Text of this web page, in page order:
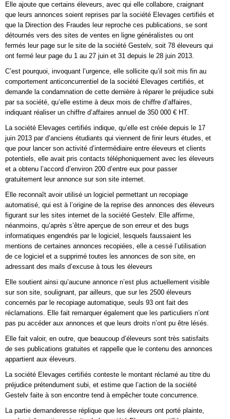
Elle ajoute que certains éleveurs, avec qui elle collabore, craignant
que leurs annonces soient reprises par la société Elevages certifiés et
que la Direction des Fraudes leur reproche ces publications, se sont
détournés vers des sites de ventes en ligne généralistes ou ont
fermés leur page sur le site de la société Gestelv, soit 78 éleveurs qui
ont fermé leur page du 1 au 27 juin et 31 depuis le 28 juin 2013.
C’est pourquoi, invoquant l’urgence, elle sollicite qu’il soit mis fin au
comportement anticoncurrentiel de la société Elevages certifiés, et
demande la condamnation de cette dernière à réparer le préjudice subi
par sa société, qu’elle estime à deux mois de chiffre d’affaires,
indiquant réaliser un chiffre d’affaires annuel de 350 000 € HT.
La société Elevages certifiés indique, qu’elle est créée depuis le 17
juin 2013 par d’anciens étudiants qui viennent de finir leurs études, et
que pour lancer son activité d’intermédiaire entre éleveurs et clients
potentiels, elle avait pris contacts téléphoniquement avec les éleveurs
et a obtenu l’accord d’environ 200 d’entre eux pour passer
gratuitement leur annonce sur son site internet.
Elle reconnaît avoir utilisé un logiciel permettant un recopiage
automatisé, qui est à l’origine de la reprise des annonces des éleveurs
figurant sur les sites internet de la société Gestelv. Elle affirme,
néanmoins, qu’après s’être aperçue de son erreur et des bugs
informatiques engendrés par le logiciel, lesquels faussaient les
mentions de certaines annonces recopiées, elle a cessé l’utilisation
de ce logiciel et a supprimé toutes les annonces de son site, en
adressant des mails d’excuse à tous les éleveurs
Elle soutient ainsi qu’aucune annonce n’est plus actuellement visible
sur son site, soulignant, par ailleurs, que sur les 2500 éleveurs
concernés par le recopiage automatique, seuls 93 ont fait des
réclamations. Elle fait remarquer également que les particuliers n’ont
pas pu accéder aux annonces et que leurs droits n’ont pu être lésés.
Elle fait valoir, en outre, que beaucoup d’éleveurs sont très satisfaits
de ses publications gratuites et rappelle que le contenu des annonces
appartient aux éleveurs.
La société Elevages certifiés conteste le montant réclamé au titre du
préjudice prétendument subi, et estime que l’action de la société
Gestelv faite à son encontre tend à empêcher toute concurrence.
La partie demanderesse réplique que les éleveurs ont porté plainte,